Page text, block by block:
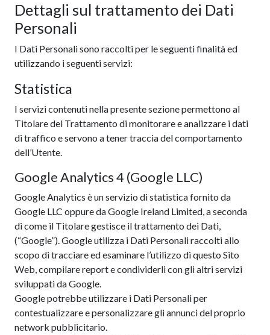
Dettagli sul trattamento dei Dati
Personali
I Dati Personali sono raccolti per le seguenti finalità ed
utilizzando i seguenti servizi:
Statistica
I servizi contenuti nella presente sezione permettono al
Titolare del Trattamento di monitorare e analizzare i dati
di traffico e servono a tener traccia del comportamento
dell’Utente.
Google Analytics 4 (Google LLC)
Google Analytics è un servizio di statistica fornito da
Google LLC oppure da Google Ireland Limited, a seconda
di come il Titolare gestisce il trattamento dei Dati,
(“Google”). Google utilizza i Dati Personali raccolti allo
scopo di tracciare ed esaminare l’utilizzo di questo Sito
Web, compilare report e condividerli con gli altri servizi
sviluppati da Google.
Google potrebbe utilizzare i Dati Personali per
contestualizzare e personalizzare gli annunci del proprio
network pubblicitario.